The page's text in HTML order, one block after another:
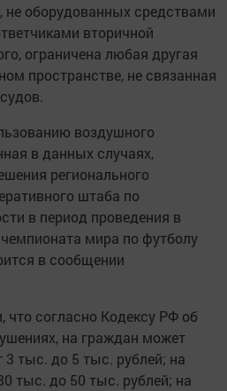
не оборудованных средствами
вторичной
ограничена любая другая
пространстве, не связанная
воздушного
в данных случаях,
регионального
штаба по
в период проведения в
мира по футболу
в сообщении
что согласно Кодексу РФ об
на граждан может
тыс. до 5 тыс. рублей; на
тыс. до 50 тыс. рублей; на